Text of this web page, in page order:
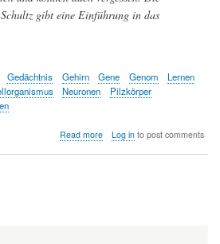
gibt eine Einführung in das
Gedächtnis Gehirn Gene Genom
Lernen
Neuronen
Pilzkörper
Read moreabout
Log into post comments